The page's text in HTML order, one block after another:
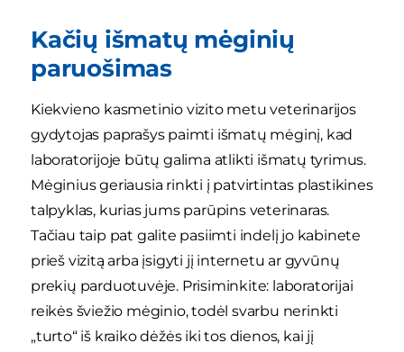
Kačių išmatų mėginių
paruošimas
Kiekvieno kasmetinio vizito metu veterinarijos
gydytojas paprašys paimti išmatų mėginį, kad
laboratorijoje būtų galima atlikti išmatų tyrimus.
Mėginius geriausia rinkti į patvirtintas plastikines
talpyklas, kurias jums parūpins veterinaras.
Tačiau taip pat galite pasiimti indelį jo kabinete
prieš vizitą arba įsigyti jį internetu ar gyvūnų
prekių parduotuvėje. Prisiminkite: laboratorijai
reikės šviežio mėginio, todėl svarbu nerinkti
„turto“ iš kraiko dėžės iki tos dienos, kai jį